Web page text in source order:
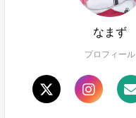
なまず
プロフィール